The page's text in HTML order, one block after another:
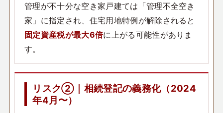
管理が不十分な空き家戸建ては「管理不全空き
家」に指定され、住宅用地特例が解除されると
固定資産税が最大6倍に上がる可能性がありま
す。
リスク②｜相続登記の義務化（2024
年4月〜）